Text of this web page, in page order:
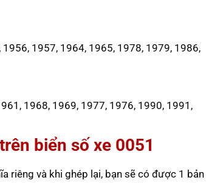
1957, 1964, 1965, 1978, 1979, 1986,
1968, 1969, 1977, 1976, 1990, 1991,
biển số xe 0051
riêng và khi ghép lại, bạn sẽ có được 1 bản